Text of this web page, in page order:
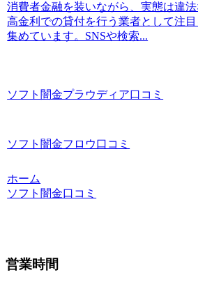
消費者金融を装いながら、実態は違法
高金利での貸付を行う業者として注目
集めています。SNSや検索...
ソフト闇金プラウディア口コミ
ソフト闇金フロウ口コミ
ホーム
ソフト闇金口コミ
営業時間